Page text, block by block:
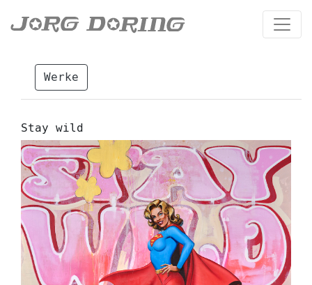
Werke
Stay wild